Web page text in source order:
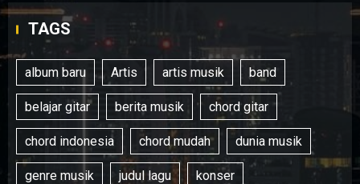
TAGS
album baru Artis artis musik band
belajar gitar berita musik chord gitar
chord indonesia chord mudah dunia musik
genre musik judul lagu konser